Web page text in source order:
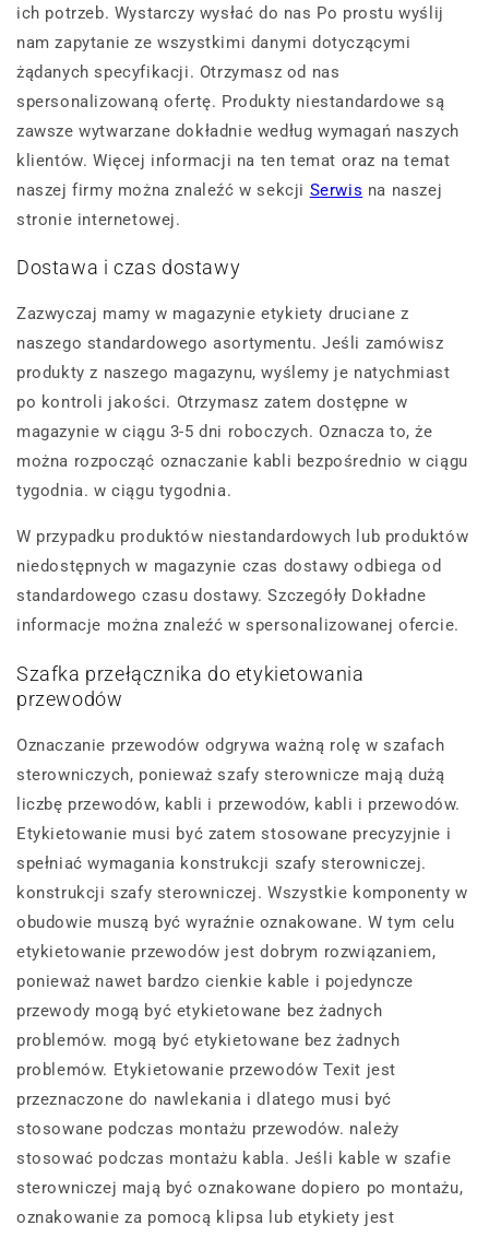
ich potrzeb. Wystarczy wysłać do nas Po prostu wyślij
nam zapytanie ze wszystkimi danymi dotyczącymi
żądanych specyfikacji. Otrzymasz od nas
spersonalizowaną ofertę. Produkty niestandardowe są
zawsze wytwarzane dokładnie według wymagań naszych
klientów. Więcej informacji na ten temat oraz na temat
naszej firmy można znaleźć w sekcji Serwis na naszej
stronie internetowej.
Dostawa i czas dostawy
Zazwyczaj mamy w magazynie etykiety druciane z
naszego standardowego asortymentu. Jeśli zamówisz
produkty z naszego magazynu, wyślemy je natychmiast
po kontroli jakości. Otrzymasz zatem dostępne w
magazynie w ciągu 3-5 dni roboczych. Oznacza to, że
można rozpocząć oznaczanie kabli bezpośrednio w ciągu
tygodnia. w ciągu tygodnia.
W przypadku produktów niestandardowych lub produktów
niedostępnych w magazynie czas dostawy odbiega od
standardowego czasu dostawy. Szczegóły Dokładne
informacje można znaleźć w spersonalizowanej ofercie.
Szafka przełącznika do etykietowania
przewodów
Oznaczanie przewodów odgrywa ważną rolę w szafach
sterowniczych, ponieważ szafy sterownicze mają dużą
liczbę przewodów, kabli i przewodów, kabli i przewodów.
Etykietowanie musi być zatem stosowane precyzyjnie i
spełniać wymagania konstrukcji szafy sterowniczej.
konstrukcji szafy sterowniczej. Wszystkie komponenty w
obudowie muszą być wyraźnie oznakowane. W tym celu
etykietowanie przewodów jest dobrym rozwiązaniem,
ponieważ nawet bardzo cienkie kable i pojedyncze
przewody mogą być etykietowane bez żadnych
problemów. mogą być etykietowane bez żadnych
problemów. Etykietowanie przewodów Texit jest
przeznaczone do nawlekania i dlatego musi być
stosowane podczas montażu przewodów. należy
stosować podczas montażu kabla. Jeśli kable w szafie
sterowniczej mają być oznakowane dopiero po montażu,
oznakowanie za pomocą klipsa lub etykiety jest